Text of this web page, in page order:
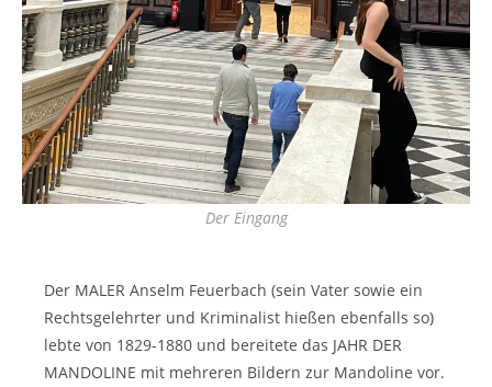
Der Eingang
Der MALER Anselm Feuerbach (sein Vater sowie ein
Rechtsgelehrter und Kriminalist hießen ebenfalls so)
lebte von 1829-1880 und bereitete das JAHR DER
MANDOLINE mit mehreren Bildern zur Mandoline vor.